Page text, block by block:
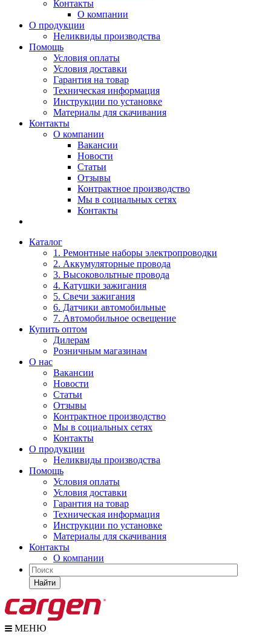
Контакты
О компании
О продукции
Неликвиды производства
Помощь
Условия оплаты
Условия доставки
Гарантия на товар
Техническая информация
Инструкции по установке
Материалы для скачивания
Контакты
О компании
Вакансии
Новости
Статьи
Отзывы
Контрактное производство
Мы в социальных сетях
Контакты
Каталог
1. Ремонтные наборы электропроводки
2. Аккумуляторные провода
3. Высоковольтные провода
4. Катушки зажигания
5. Свечи зажигания
6. Датчики автомобильные
7. Автомобильное освещение
Купить оптом
Дилерам
Розничным магазинам
О нас
Вакансии
Новости
Статьи
Отзывы
Контрактное производство
Мы в социальных сетях
Контакты
О продукции
Неликвиды производства
Помощь
Условия оплаты
Условия доставки
Гарантия на товар
Техническая информация
Инструкции по установке
Материалы для скачивания
Контакты
О компании
Найти
МЕНЮ